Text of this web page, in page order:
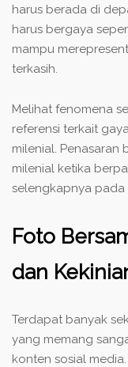
harus berada di
harus bergaya
mampu
terkasih.
Melihat fenomena
referensi terkait
milenial.
milenial ketika
selengkapnya pada
Foto
dan
Terdapat banyak
yang memang
konten sosial